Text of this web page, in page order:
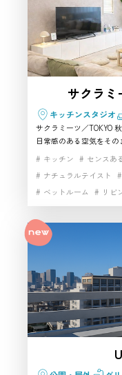
サクラ
キッチンスタジオ
サクラミーツ／TOKYO
日常感のある空気をその
スタジオです。ホワイ
ッチン、豊富な家具・
ル・人物まで幅広い表現
います。自然光の柔らか
ティックな画作りまで
にも最適。リアルな生活
活・女子会など幅広い用
きるスタジオです。
キッチン センスあ
ナチュラルテイスト
ベットルーム
リビ
生活雑貨完備
自然